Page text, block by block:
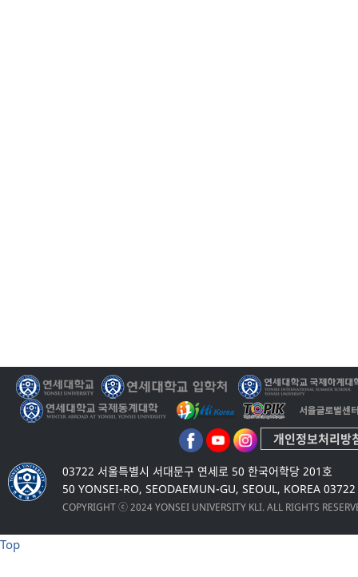
03722 서울특별시 서대문구 연세로 50 한국어학당 201호
50 YONSEI-RO, SEODAEMUN-GU, SEOUL, KOREA 03722
COPYRIGHT ⓒ 2024 YONSEI UNIVERSITY KLI. ALL RIGHTS
개인정보처리방
Top